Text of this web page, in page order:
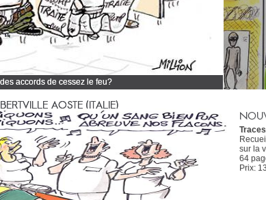
accords de cessez le feu?
tous mes dessins d'actualité
AOSTE (ITALIE)
Traces
sur la
64
Prix: